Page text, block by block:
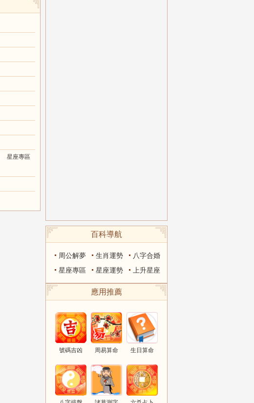
星座專區
百科導航
周公解夢 生肖運勢
八字合婚
星座專區
星座運勢 上升星座
應用推薦
號碼吉凶 周易算命 生日算命